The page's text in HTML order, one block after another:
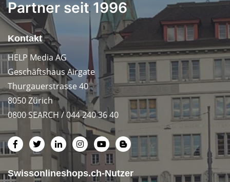
Partner seit 1996
Kontakt
HELP Media AG
Geschäftshaus Airgate
Thurgauerstrasse 40
8050 Zürich
0800 SEARCH / 044 240 36 40
Swissonlineshops.ch-Nutzer